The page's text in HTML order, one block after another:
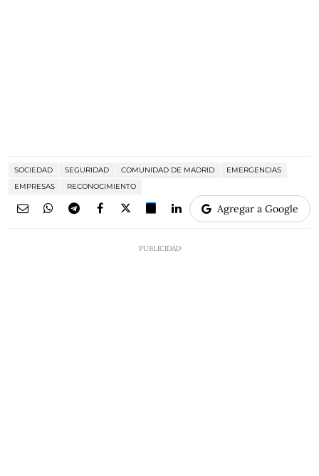
SOCIEDAD SEGURIDAD COMUNIDAD DE MADRID
EMERGENCIAS
EMPRESAS
RECONOCIMIENTO
Agregar a Google